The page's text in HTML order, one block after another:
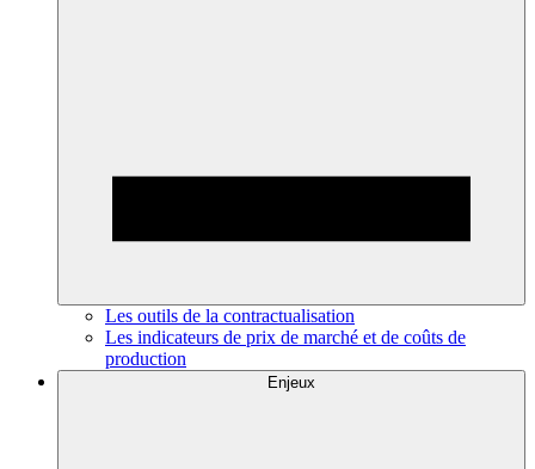
Les outils de la contractualisation
Les indicateurs de prix de marché et de coûts de
production
Enjeux